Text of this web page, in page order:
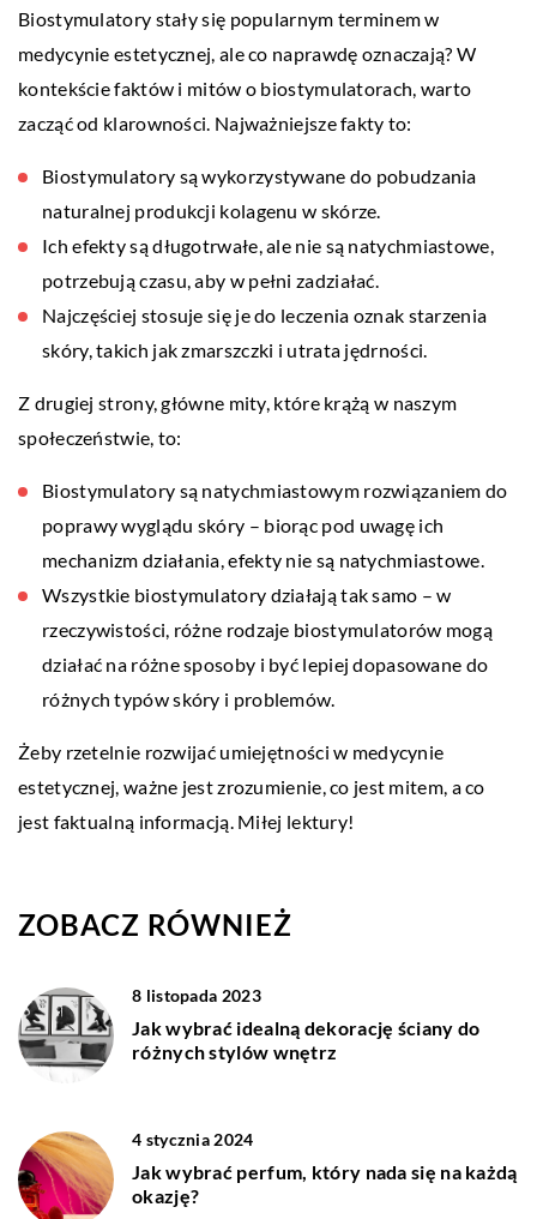
Biostymulatory stały się popularnym terminem w
medycynie estetycznej, ale co naprawdę oznaczają? W
kontekście faktów i mitów o biostymulatorach, warto
zacząć od klarowności. Najważniejsze fakty to:
Biostymulatory są wykorzystywane do pobudzania
naturalnej produkcji kolagenu w skórze.
Ich efekty są długotrwałe, ale nie są natychmiastowe,
potrzebują czasu, aby w pełni zadziałać.
Najczęściej stosuje się je do leczenia oznak starzenia
skóry, takich jak zmarszczki i utrata jędrności.
Z drugiej strony, główne mity, które krążą w naszym
społeczeństwie, to:
Biostymulatory są natychmiastowym rozwiązaniem do
poprawy wyglądu skóry – biorąc pod uwagę ich
mechanizm działania, efekty nie są natychmiastowe.
Wszystkie biostymulatory działają tak samo – w
rzeczywistości, różne rodzaje biostymulatorów mogą
działać na różne sposoby i być lepiej dopasowane do
różnych typów skóry i problemów.
Żeby rzetelnie rozwijać umiejętności w medycynie
estetycznej, ważne jest zrozumienie, co jest mitem, a co
jest faktualną informacją. Miłej lektury!
ZOBACZ RÓWNIEŻ
8 listopada 2023
Jak wybrać idealną dekorację ściany do
różnych stylów wnętrz
4 stycznia 2024
Jak wybrać perfum, który nada się na każdą
okazję?